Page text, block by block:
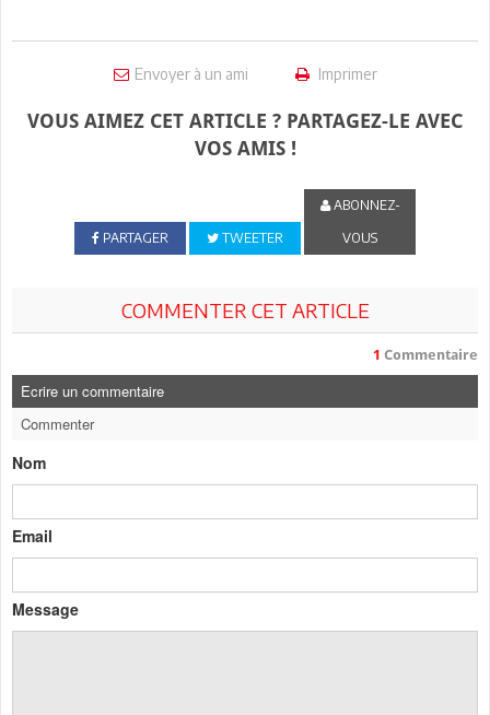
Envoyer à un ami Imprimer
VOUS AIMEZ CET ARTICLE ? PARTAGEZ-LE AVEC
VOS AMIS !
PARTAGER TWEETER
ABONNEZ-
VOUS
COMMENTER CET ARTICLE
1 Commentaire
Ecrire un commentaire
Commenter
Nom
Email
Message